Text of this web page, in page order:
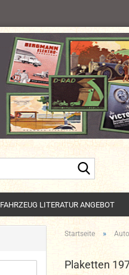
FAHRZEUG LITERATUR ANGEBOT
Startseite »
Plaketten